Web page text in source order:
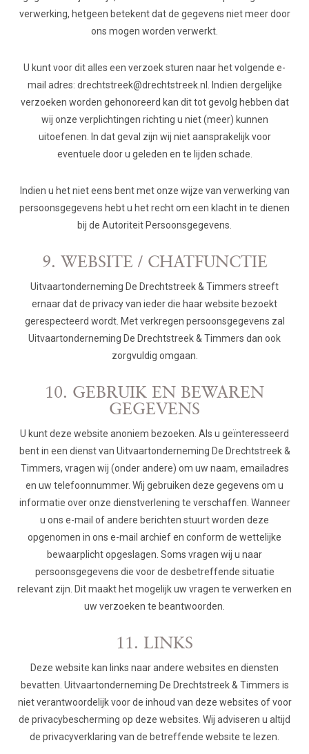
verwerking, hetgeen betekent dat de gegevens niet meer door
ons mogen worden verwerkt.
U kunt voor dit alles een verzoek sturen naar het volgende e-
mail adres: drechtstreek@drechtstreek.nl. Indien dergelijke
verzoeken worden gehonoreerd kan dit tot gevolg hebben dat
wij onze verplichtingen richting u niet (meer) kunnen
uitoefenen. In dat geval zijn wij niet aansprakelijk voor
eventuele door u geleden en te lijden schade.
Indien u het niet eens bent met onze wijze van verwerking van
persoonsgegevens hebt u het recht om een klacht in te dienen
bij de Autoriteit Persoonsgegevens.
9. WEBSITE / CHATFUNCTIE
Uitvaartonderneming De Drechtstreek & Timmers streeft
ernaar dat de privacy van ieder die haar website bezoekt
gerespecteerd wordt. Met verkregen persoonsgegevens zal
Uitvaartonderneming De Drechtstreek & Timmers dan ook
zorgvuldig omgaan.
10. GEBRUIK EN BEWAREN
GEGEVENS
U kunt deze website anoniem bezoeken. Als u geïnteresseerd
bent in een dienst van Uitvaartonderneming De Drechtstreek &
Timmers, vragen wij (onder andere) om uw naam, emailadres
en uw telefoonnummer. Wij gebruiken deze gegevens om u
informatie over onze dienstverlening te verschaffen. Wanneer
u ons e-mail of andere berichten stuurt worden deze
opgenomen in ons e-mail archief en conform de wettelijke
bewaarplicht opgeslagen. Soms vragen wij u naar
persoonsgegevens die voor de desbetreffende situatie
relevant zijn. Dit maakt het mogelijk uw vragen te verwerken en
uw verzoeken te beantwoorden.
11. LINKS
Deze website kan links naar andere websites en diensten
bevatten. Uitvaartonderneming De Drechtstreek & Timmers is
niet verantwoordelijk voor de inhoud van deze websites of voor
de privacybescherming op deze websites. Wij adviseren u altijd
de privacyverklaring van de betreffende website te lezen.